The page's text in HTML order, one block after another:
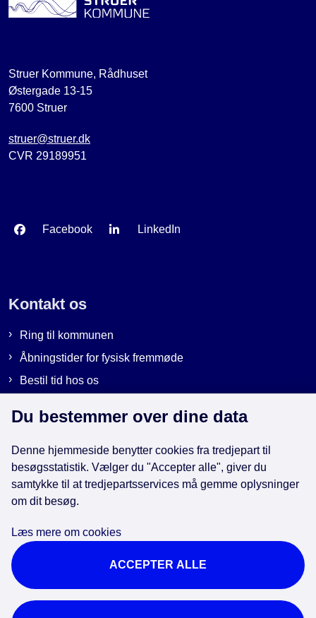
Struer Kommune, Rådhuset
Østergade 13-15
7600 Struer
struer@struer.dk
CVR 29189951
Facebook LinkedIn
Kontakt os
Ring til kommunen
Åbningstider for fysisk fremmøde
Bestil tid hos os
Genveje
EAN-numre i kommunen
Cookies
Tilgængelighedserklæring
Brug af kunstig intelligens
Du bestemmer over dine data
Denne hjemmeside benytter cookies fra tredjepart til
besøgsstatistik. Vælger du "Accepter alle", giver du
samtykke til at tredjepartsservices må gemme oplysninger
om dit besøg.
Læs mere om cookies
ACCEPTER ALLE